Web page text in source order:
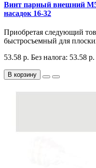
Винт парный внешний
насадок 16-32
Приобретая следующий
быстросъемный для
53.58 р. Без налога: 53.58 р.
В корзину